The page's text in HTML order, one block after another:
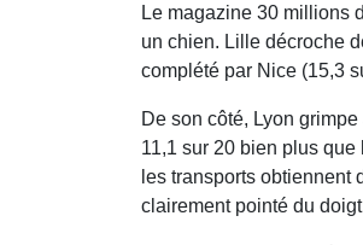
Le magazine 30 millions
un chien. Lille décroche
complété par Nice (15,3
De son côté, Lyon
11,1 sur 20 bien plus
les transports obtiennent
clairement pointé du